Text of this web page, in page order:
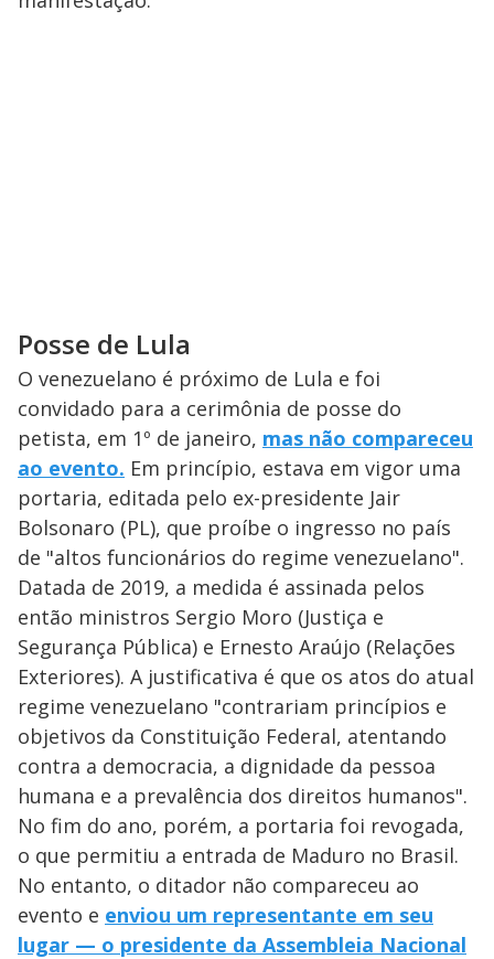
Posse de Lula
O venezuelano é próximo de Lula e foi
convidado para a cerimônia de posse do
petista, em 1º de janeiro, mas não compareceu
ao evento. Em princípio, estava em vigor uma
portaria, editada pelo ex-presidente Jair
Bolsonaro (PL), que proíbe o ingresso no país
de "altos funcionários do regime venezuelano".
Datada de 2019, a medida é assinada pelos
então ministros Sergio Moro (Justiça e
Segurança Pública) e Ernesto Araújo (Relações
Exteriores). A justificativa é que os atos do atual
regime venezuelano "contrariam princípios e
objetivos da Constituição Federal, atentando
contra a democracia, a dignidade da pessoa
humana e a prevalência dos direitos humanos".
No fim do ano, porém, a portaria foi revogada,
o que permitiu a entrada de Maduro no Brasil.
No entanto, o ditador não compareceu ao
evento e enviou um representante em seu
lugar — o presidente da Assembleia Nacional